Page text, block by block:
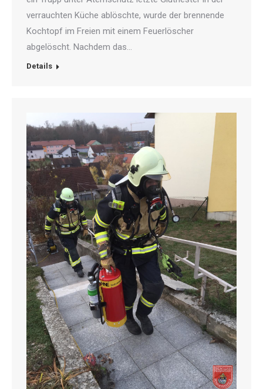
verrauchten Küche ablöschte, wurde der brennende
Kochtopf im Freien mit einem Feuerlöscher
abgelöscht. Nachdem das…
Details